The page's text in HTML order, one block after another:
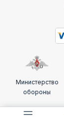
Министерство
обороны